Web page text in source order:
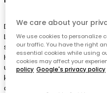
We care about your
We use cookies to personalize
our traffic. You have the right
essential cookies while using
cookies may affect your
policy Google's privacy policy